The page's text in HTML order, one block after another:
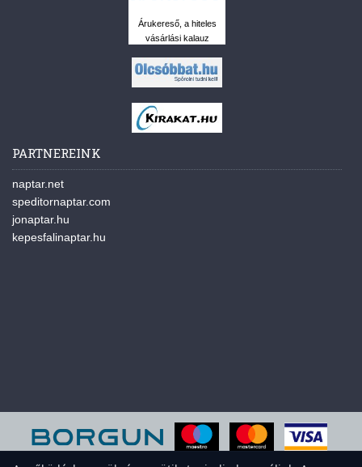
Árukereső, a hiteles
vásárlási kalauz
PARTNEREINK
naptar.net
speditornaptar.com
jonaptar.hu
kepesfalinaptar.hu